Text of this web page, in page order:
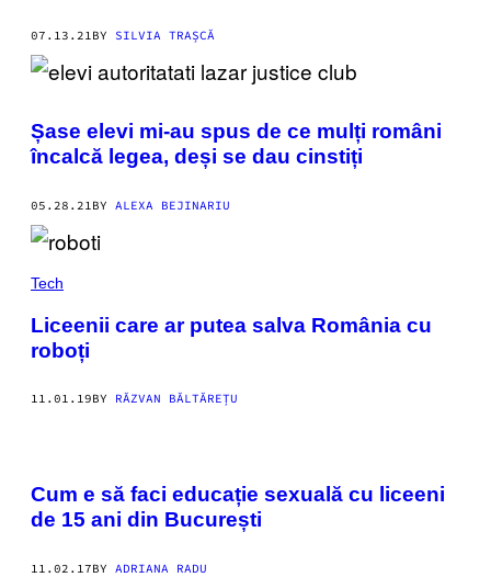
07.13.21BY SILVIA TRAȘCĂ
Șase elevi mi-au spus de ce mulți români
încalcă legea, deși se dau cinstiți
05.28.21BY ALEXA BEJINARIU
Tech
Liceenii care ar putea salva România cu
roboți
11.01.19BY RĂZVAN BĂLTĂREȚU
Cum e să faci educație sexuală cu liceeni
de 15 ani din București
11.02.17BY ADRIANA RADU